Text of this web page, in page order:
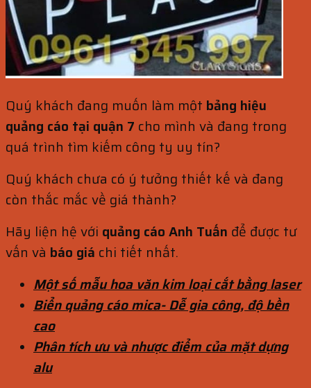
Quý khách đang muốn làm một bảng hiệu
quảng cáo tại quận 7 cho mình và đang trong
quá trình tìm kiếm công ty uy tín?
Quý khách chưa có ý tưởng thiết kế và đang
còn thắc mắc về giá thành?
Hãy liện hệ với quảng cáo Anh Tuấn để được tư
vấn và báo giá chi tiết nhất.
Một số mẫu hoa văn kim loại cắt bằng laser
Biển quảng cáo mica- Dễ gia công, độ bền
cao
Phân tích ưu và nhược điểm của mặt dựng
alu